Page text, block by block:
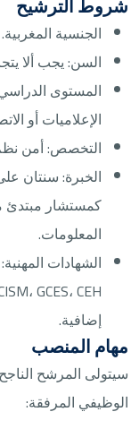
الجنسية المغربية.
السن: يجب ألا يتجاوز 40 سنة في 31
المستوى
الإعلاميات أو
التخصص: أمن نظم
الخبرة: سنتان
كمستشار مبتدئ
المعلومات.
إضافية.
مهام المنصب
سيتولى المرشح
الوظيفي المرفقة: